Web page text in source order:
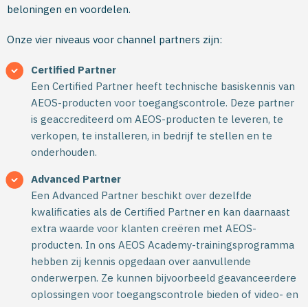
beloningen en voordelen.
Onze vier niveaus voor channel partners zijn:
Certified Partner
Een Certified Partner heeft technische basiskennis van
AEOS-producten voor toegangscontrole. Deze partner
is geaccrediteerd om AEOS-producten te leveren, te
verkopen, te installeren, in bedrijf te stellen en te
onderhouden.
Advanced Partner
Een Advanced Partner beschikt over dezelfde
kwalificaties als de Certified Partner en kan daarnaast
extra waarde voor klanten creëren met AEOS-
producten. In ons AEOS Academy-trainingsprogramma
hebben zij kennis opgedaan over aanvullende
onderwerpen. Ze kunnen bijvoorbeeld geavanceerdere
oplossingen voor toegangscontrole bieden of video- en